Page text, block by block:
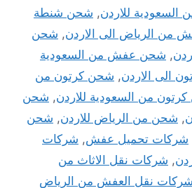
للاردن, شحن شنطة
من الرياض الى الاردن, شحن
, شحن عفش من السعودية
الى الاردن, شحن كرتون من
من السعودية للاردن, شحن
, شحن من الرياض للاردن, شحن
شركات تحميل عفش, شركات
, شركات نقل الاثاث من
شركات نقل العفش من الرياض